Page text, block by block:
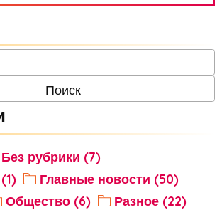
Без рубрики (7)
Главные новости (50)
Общество (6)
Разное (22)